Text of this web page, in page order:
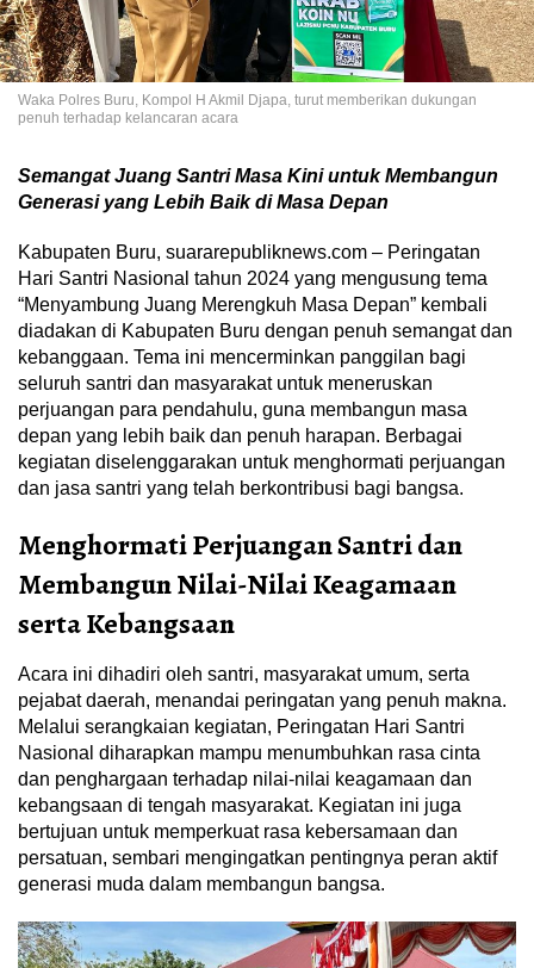
Waka Polres Buru, Kompol H Akmil Djapa, turut memberikan dukungan
penuh terhadap kelancaran acara
Semangat Juang Santri Masa Kini untuk Membangun
Generasi yang Lebih Baik di Masa Depan
Kabupaten Buru, suararepubliknews.com – Peringatan
Hari Santri Nasional tahun 2024 yang mengusung tema
“Menyambung Juang Merengkuh Masa Depan” kembali
diadakan di Kabupaten Buru dengan penuh semangat dan
kebanggaan. Tema ini mencerminkan panggilan bagi
seluruh santri dan masyarakat untuk meneruskan
perjuangan para pendahulu, guna membangun masa
depan yang lebih baik dan penuh harapan. Berbagai
kegiatan diselenggarakan untuk menghormati perjuangan
dan jasa santri yang telah berkontribusi bagi bangsa.
Menghormati Perjuangan Santri dan
Membangun Nilai-Nilai Keagamaan
serta Kebangsaan
Acara ini dihadiri oleh santri, masyarakat umum, serta
pejabat daerah, menandai peringatan yang penuh makna.
Melalui serangkaian kegiatan, Peringatan Hari Santri
Nasional diharapkan mampu menumbuhkan rasa cinta
dan penghargaan terhadap nilai-nilai keagamaan dan
kebangsaan di tengah masyarakat. Kegiatan ini juga
bertujuan untuk memperkuat rasa kebersamaan dan
persatuan, sembari mengingatkan pentingnya peran aktif
generasi muda dalam membangun bangsa.